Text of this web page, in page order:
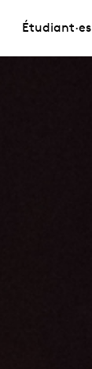
Étudiant·es